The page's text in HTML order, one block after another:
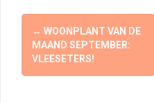
Berichtnavigatie
← WOONPLANT VAN DE
MAAND SEPTEMBER:
VLEESETERS!